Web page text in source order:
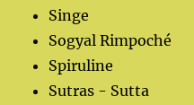
Singe
Sogyal Rimpoché
Spiruline
Sutras - Sutta